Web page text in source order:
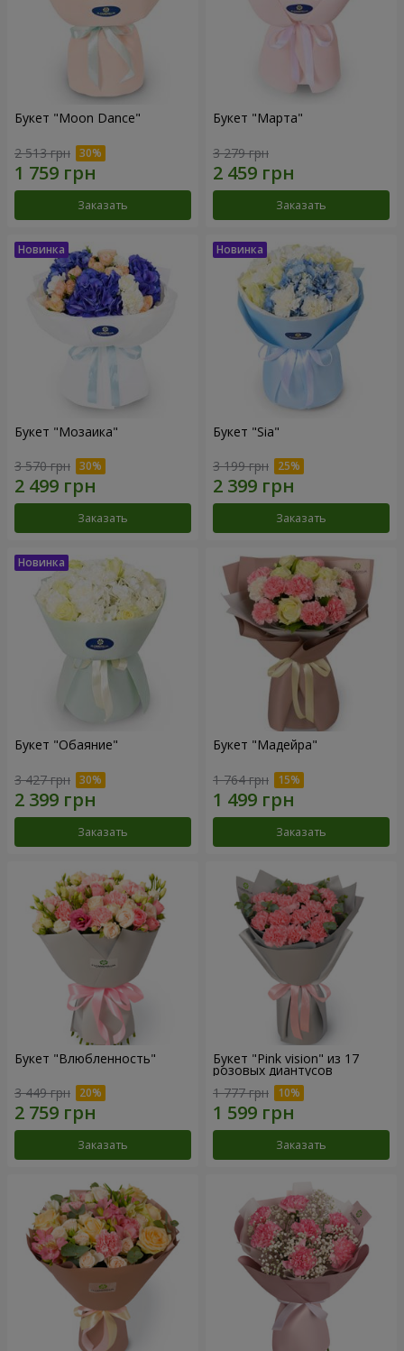
Букет "Moon Dance"
2 513 грн
Заказать
Букет "Марта"
3 279 грн
Заказать
Букет "Мозаика"
3 570 грн
Заказать
Букет "Sia"
3 199 грн
Заказать
Букет "Обаяние"
3 427 грн
Заказать
Букет "Мадейра"
1 764 грн
Заказать
Букет "Влюбленность"
3 449 грн
Заказать
Букет "Pink vision" из 17
розовых диантусов
1 777 грн
Заказать